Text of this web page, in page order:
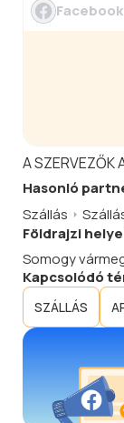
A SZERVEZŐK
Hasonló
Szállás
Földrajzi
Somogy
Kapcsolódó
SZÁLLÁS